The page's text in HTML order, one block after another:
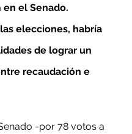
el Senado.
elecciones, habría
de lograr un
recaudación e
-por 78 votos a